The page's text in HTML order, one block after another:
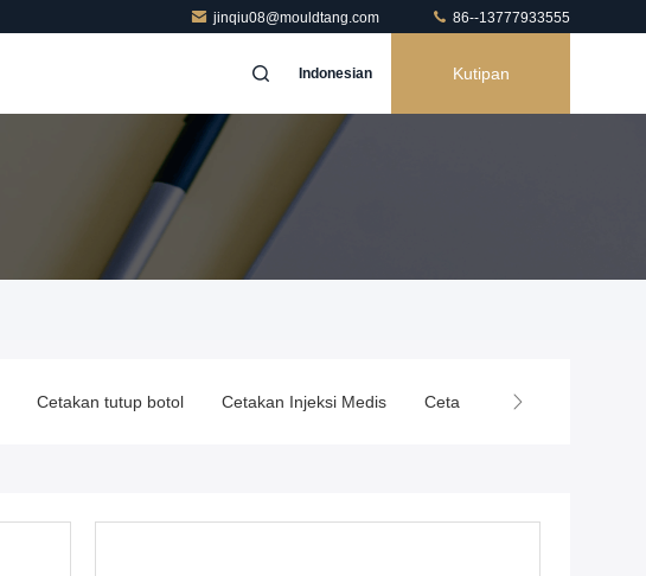
jinqiu08@mouldtang.com 86--13777933555
Indonesian Kutipan
Cetakan tutup botol Cetakan Injeksi Medis Cetakan Peralatan Rumah